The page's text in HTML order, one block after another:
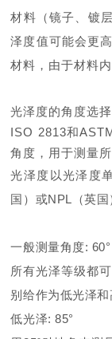
材料（镜子、镀
泽度值可能会更
材料，由于材料
光泽度的角度选择
ISO 2813和
角度，用于测量
光泽度以光泽度
国）或NPL（英国
一般测量角度: 60°
所有光泽等级都
别给作为低光泽和
低光泽: 85°